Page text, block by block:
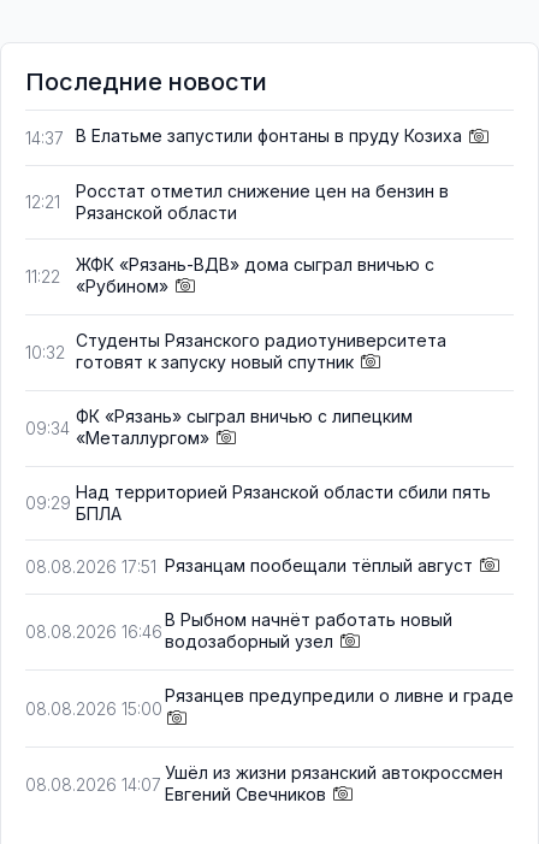
Последние новости
14:37 В Елатьме запустили фонтаны в пруду Козиха
12:21
Росстат отметил снижение цен на бензин в
Рязанской области
11:22
ЖФК «Рязань-ВДВ» дома сыграл вничью с
«Рубином»
10:32
Студенты Рязанского радиотуниверситета
готовят к запуску новый спутник
09:34
ФК «Рязань» сыграл вничью с липецким
«Металлургом»
09:29
Над территорией Рязанской области сбили пять
БПЛА
08.08.2026 17:51 Рязанцам пообещали тёплый август
08.08.2026 16:46
В Рыбном начнёт работать новый
водозаборный узел
08.08.2026 15:00
Рязанцев предупредили о ливне и граде
08.08.2026 14:07
Ушёл из жизни рязанский автокроссмен
Евгений Свечников